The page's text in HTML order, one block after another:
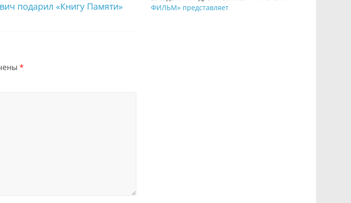
подарил «Книгу Памяти»
*
ФИЛЬМ» представляет